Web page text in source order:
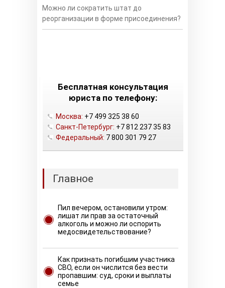
Можно ли сократить штат до
реорганизации в форме присоединения?
Бесплатная консультация
юриста по телефону:
Москва: +7 499 325 38 60
Санкт-Петербург: +7 812 237 35 83
Федеральный: 7 800 301 79 27
Главное
Пил вечером, остановили утром:
лишат ли прав за остаточный
алкоголь и можно ли оспорить
медосвидетельствование?
Как признать погибшим участника
СВО, если он числится без вести
пропавшим: суд, сроки и выплаты
семье